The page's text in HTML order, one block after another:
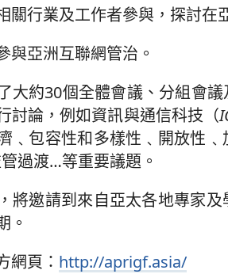
關行業及工作者參與，探討在
與亞洲互聯網管治。
大約30個全體會議、分組會
討論，例如資訊與通信科技（
﹑包容性和多樣性﹑開放性
過渡…等重要議題。
將邀請到來自亞太各地專家
。
網頁： http://aprigf.asia/